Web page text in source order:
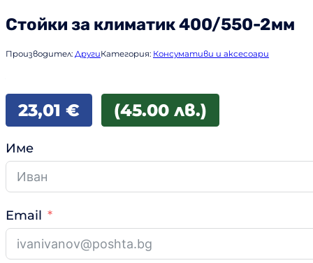
Стойки за климатик 400/550-2мм
Производител: ДругиКатегория: Консумативи и аксесоари
23,01 € (45.00 лв.)
Име
Email